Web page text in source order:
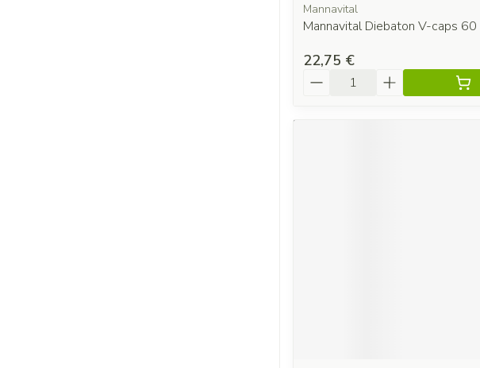
Mannavital
Mannavital Diebaton V-caps 60
22,75 €
Quantité